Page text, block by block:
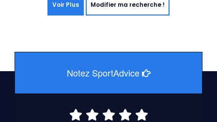
Voir Plus Modifier ma recherche !
Notez SportAdvice